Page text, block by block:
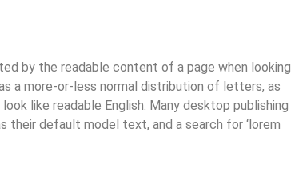
by the readable content of a page when looking
a more-or-less normal distribution of letters, as
like readable English. Many desktop publishing
their default model text, and a search for ‘lorem